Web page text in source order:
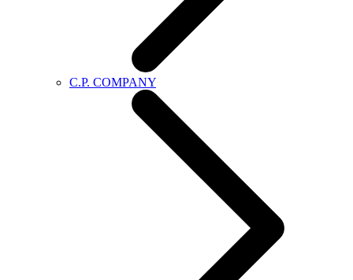
C.P. COMPANY